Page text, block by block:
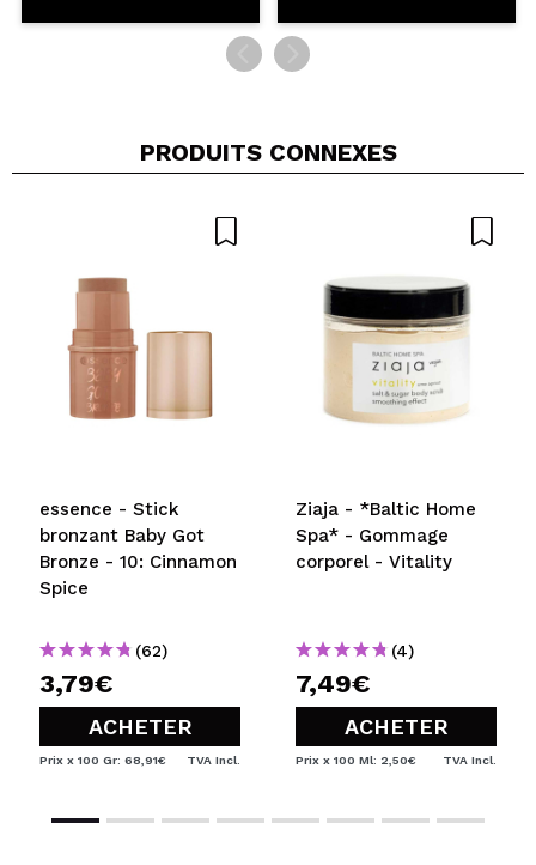
PRODUITS CONNEXES
essence - Stick
bronzant Baby Got
Bronze - 10: Cinnamon
Spice
(62)
3,79€
ACHETER
Prix x 100 Gr: 68,91€ TVA Incl.
Ziaja - *Baltic Home
Spa* - Gommage
corporel - Vitality
(4)
7,49€
ACHETER
Prix x 100 Ml: 2,50€ TVA Incl.